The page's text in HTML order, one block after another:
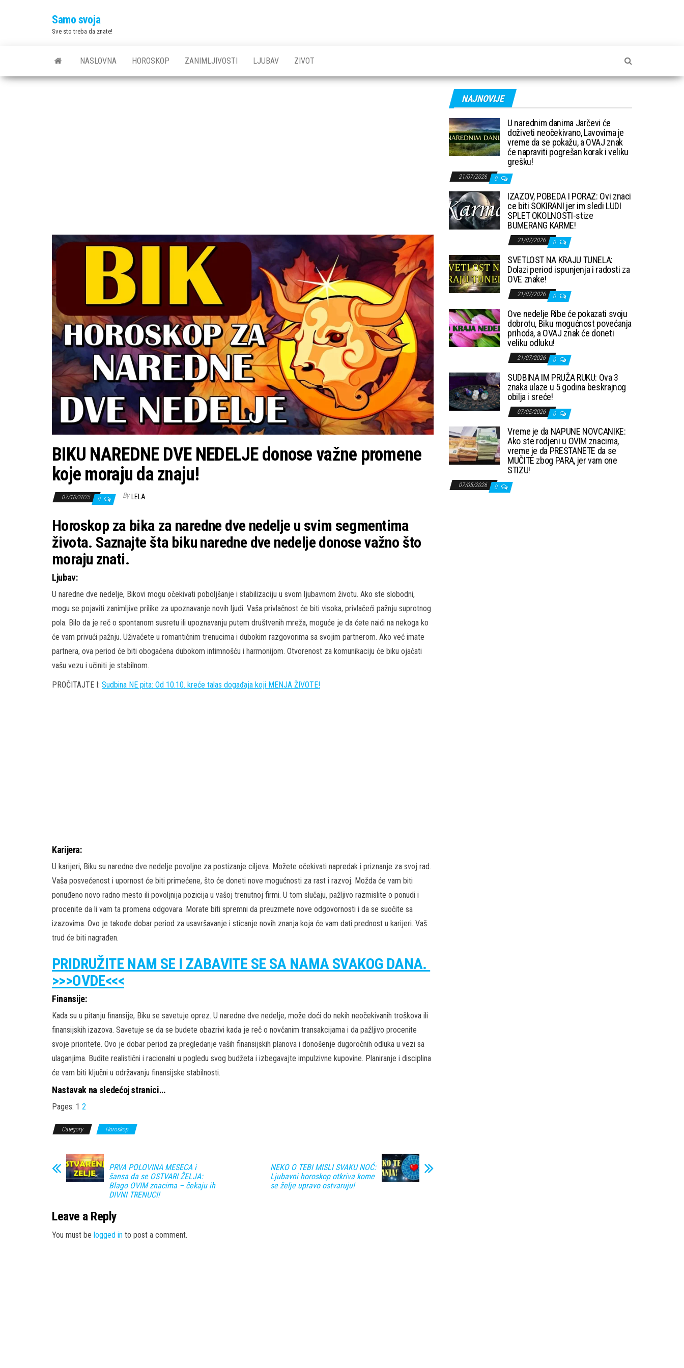
Samo svoja
Sve sto treba da znate!
NASLOVNA HOROSKOP ZANIMLJIVOSTI LJUBAV ZIVOT
BIKU NAREDNE DVE NEDELJE donose važne promene
koje moraju da znaju!
07/10/2025 0 By LELA
Horoskop za bika za naredne dve nedelje u svim segmentima
života. Saznajte šta biku naredne dve nedelje donose važno što
moraju znati.
Ljubav:
U naredne dve nedelje, Bikovi mogu očekivati poboljšanje i stabilizaciju u svom ljubavnom životu. Ako ste slobodni,
mogu se pojaviti zanimljive prilike za upoznavanje novih ljudi. Vaša privlačnost će biti visoka, privlačeći pažnju suprotnog
pola. Bilo da je reč o spontanom susretu ili upoznavanju putem društvenih mreža, moguće je da ćete naići na nekoga ko
će vam privući pažnju. Uživaćete u romantičnim trenucima i dubokim razgovorima sa svojim partnerom. Ako već imate
partnera, ova period će biti obogaćena dubokom intimnošću i harmonijom. Otvorenost za komunikaciju će biku ojačati
vašu vezu i učiniti je stabilnom.
PROČITAJTE I: Sudbina NE pita: Od 10.10. kreće talas događaja koji MENJA ŽIVOTE!
Karijera:
U karijeri, Biku su naredne dve nedelje povoljne za postizanje ciljeva. Možete očekivati napredak i priznanje za svoj rad.
Vaša posvećenost i upornost će biti primećene, što će doneti nove mogućnosti za rast i razvoj. Možda će vam biti
ponuđeno novo radno mesto ili povoljnija pozicija u vašoj trenutnoj firmi. U tom slučaju, pažljivo razmislite o ponudi i
procenite da li vam ta promena odgovara. Morate biti spremni da preuzmete nove odgovornosti i da se suočite sa
izazovima. Ovo je takođe dobar period za usavršavanje i sticanje novih znanja koja će vam dati prednost u karijeri. Vaš
trud će biti nagrađen.
PRIDRUŽITE NAM SE I ZABAVITE SE SA NAMA SVAKOG DANA.
>>>OVDE<<<
Finansije:
Kada su u pitanju finansije, Biku se savetuje oprez. U naredne dve nedelje, može doći do nekih neočekivanih troškova ili
finansijskih izazova. Savetuje se da se budete obazrivi kada je reč o novčanim transakcijama i da pažljivo procenite
svoje prioritete. Ovo je dobar period za pregledanje vaših finansijskih planova i donošenje dugoročnih odluka u vezi sa
ulaganjima. Budite realistični i racionalni u pogledu svog budžeta i izbegavajte impulzivne kupovine. Planiranje i disciplina
će vam biti ključni u održavanju finansijske stabilnosti.
Nastavak na sledećoj stranici…
Pages: 1 2
Category Horoskop
PRVA POLOVINA MESECA i
šansa da se OSTVARI ŽELJA:
Blago OVIM znacima – čekaju ih
DIVNI TRENUCI!
NEKO O TEBI MISLI SVAKU NOĆ:
Ljubavni horoskop otkriva kome
se želje upravo ostvaruju!
Leave a Reply
You must be logged in to post a comment.
NAJNOVIJE
U narednim danima Jarčevi će
doživeti neočekivano, Lavovima je
vreme da se pokažu, a OVAJ znak
će napraviti pogrešan korak i veliku
grešku!
21/07/2026 0
IZAZOV, POBEDA I PORAZ: Ovi znaci
ce biti SOKIRANI jer im sledi LUDI
SPLET OKOLNOSTI-stize
BUMERANG KARME!
21/07/2026 0
SVETLOST NA KRAJU TUNELA:
Dolazi period ispunjenja i radosti za
OVE znake!
21/07/2026 0
Ove nedelje Ribe će pokazati svoju
dobrotu, Biku mogućnost povećanja
prihoda, a OVAJ znak će doneti
veliku odluku!
21/07/2026 0
SUDBINA IM PRUŽA RUKU: Ova 3
znaka ulaze u 5 godina beskrajnog
obilja i sreće!
07/05/2026 0
Vreme je da NAPUNE NOVCANIKE:
Ako ste rodjeni u OVIM znacima,
vreme je da PRESTANETE da se
MUČITE zbog PARA, jer vam one
STIZU!
07/05/2026 0